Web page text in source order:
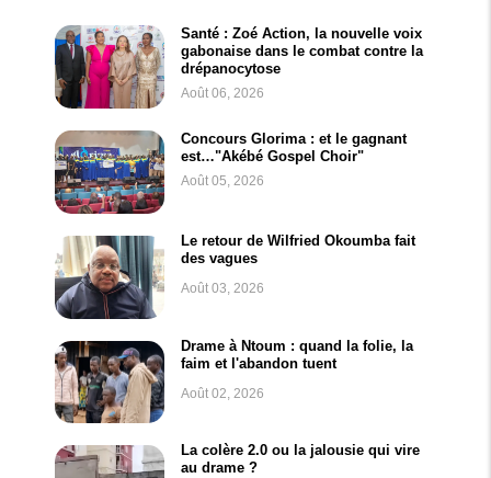
Santé : Zoé Action, la nouvelle voix
gabonaise dans le combat contre la
drépanocytose
Août 06, 2026
Concours Glorima : et le gagnant
est…"Akébé Gospel Choir"
Août 05, 2026
Le retour de Wilfried Okoumba fait
des vagues
Août 03, 2026
Drame à Ntoum : quand la folie, la
faim et l'abandon tuent
Août 02, 2026
La colère 2.0 ou la jalousie qui vire
au drame ?